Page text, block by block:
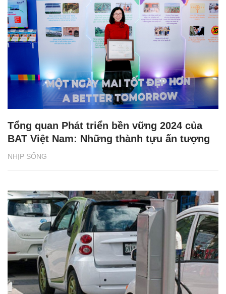
NHỊP SỐNG
Tổng quan Phát triển bền vững 2024 của
BAT Việt Nam: Những thành tựu ấn tượng